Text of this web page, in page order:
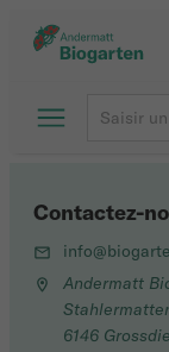
Contactez-
Andermatt
6146